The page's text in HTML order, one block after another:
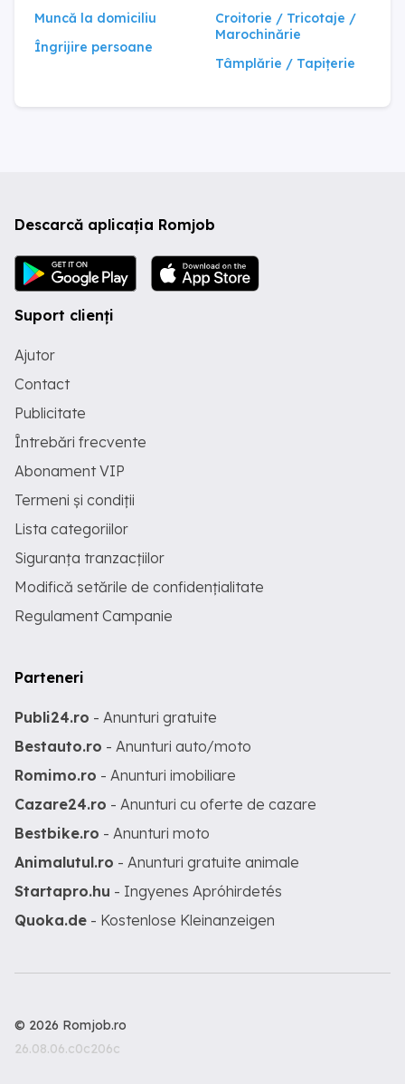
Giurgiu
Gorj
Vâlcea
Vrancea
Muncă la domiciliu
Îngrijire persoane
Croitorie / Tricotaje /
Marochinărie
Tâmplărie / Tapițerie
Descarcă aplicația Romjob
Suport clienți
Ajutor
Contact
Publicitate
Întrebări frecvente
Abonament VIP
Termeni și condiții
Lista categoriilor
Siguranța tranzacțiilor
Modifică setările de confidențialitate
Regulament Campanie
Parteneri
Publi24.ro - Anunturi gratuite
Bestauto.ro - Anunturi auto/moto
Romimo.ro - Anunturi imobiliare
Cazare24.ro - Anunturi cu oferte de cazare
Bestbike.ro - Anunturi moto
Animalutul.ro - Anunturi gratuite animale
Startapro.hu - Ingyenes Apróhirdetés
Quoka.de - Kostenlose Kleinanzeigen
© 2026 Romjob.ro
26.08.06.c0c206c